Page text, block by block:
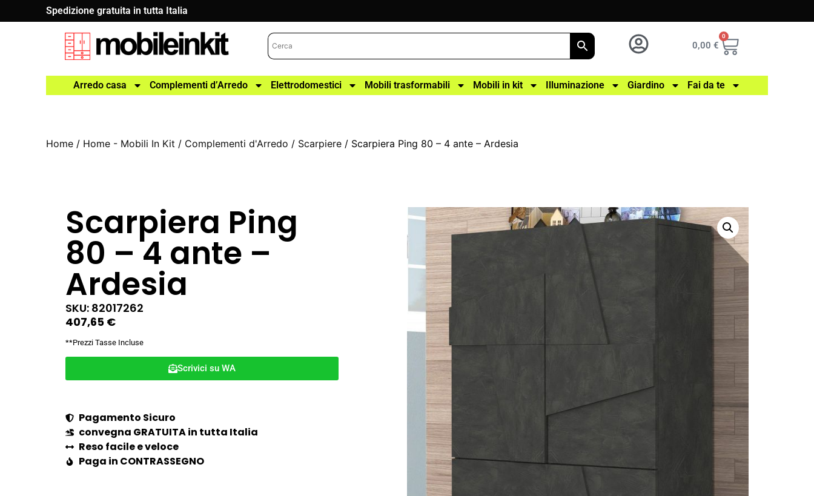
Spedizione gratuita in tutta Italia
0,00 €
0
Arredo casa Complementi d’Arredo Elettrodomestici Mobili trasformabili Mobili in kit Illuminazione Giardino Fai da te
Home / Home - Mobili In Kit / Complementi d'Arredo / Scarpiere / Scarpiera Ping 80 – 4 ante – Ardesia
Scarpiera Ping
80 – 4 ante –
Ardesia
SKU: 82017262
407,65 €
**Prezzi Tasse Incluse
Scrivici su WA
Pagamento Sicuro
convegna GRATUITA in tutta Italia
Reso facile e veloce
Paga in CONTRASSEGNO